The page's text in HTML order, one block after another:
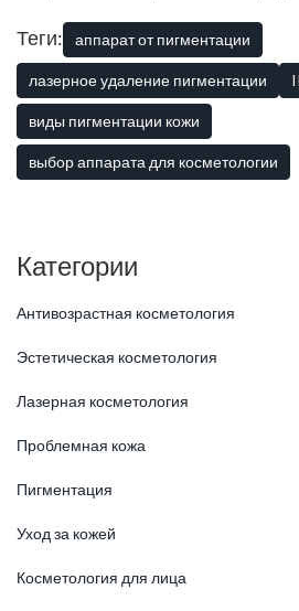
солнца и поддерживать здоровье
системы. Поддерживающие процедуры
год.
Теги: аппарат от пигментации
лазерное удаление пигментации
виды пигментации кожи
выбор аппарата для косметологии
Категории
Антивозрастная косметология
Эстетическая косметология
Лазерная косметология
Проблемная кожа
Пигментация
Уход за кожей
Косметология для лица